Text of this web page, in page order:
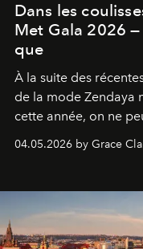
Dans les
Met Gala 2026
que
À la suite des
de la mode Zendaya
cette année, on ne
sera présent.
04.05.2026 by Grace